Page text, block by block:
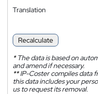
Translation
Recalculate
*The data is based on
and amend if necessary.
**IP-Coster compiles data
this data includes your
us to request its removal.